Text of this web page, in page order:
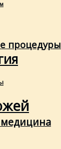
процедуры
медицина